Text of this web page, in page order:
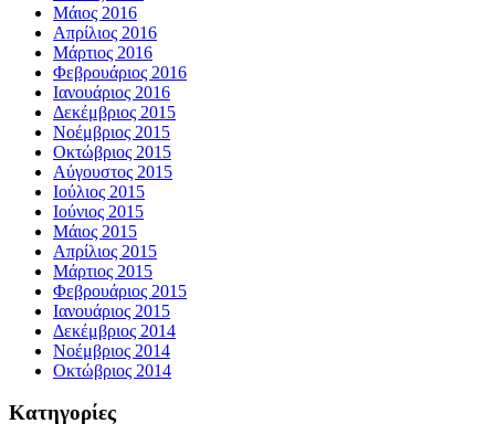
Μάιος 2016
Απρίλιος 2016
Μάρτιος 2016
Φεβρουάριος 2016
Ιανουάριος 2016
Δεκέμβριος 2015
Νοέμβριος 2015
Οκτώβριος 2015
Αύγουστος 2015
Ιούλιος 2015
Ιούνιος 2015
Μάιος 2015
Απρίλιος 2015
Μάρτιος 2015
Φεβρουάριος 2015
Ιανουάριος 2015
Δεκέμβριος 2014
Νοέμβριος 2014
Οκτώβριος 2014
Kατηγορίες